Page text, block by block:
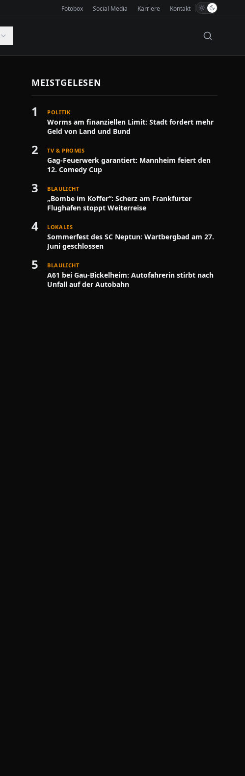
Fotobox Social Media Karriere Kontakt
MEISTGELESEN
1 POLITIK
Worms am finanziellen Limit: Stadt fordert mehr
Geld von Land und Bund
2 TV & PROMIS
Gag-Feuerwerk garantiert: Mannheim feiert den
12. Comedy Cup
3 BLAULICHT
„Bombe im Koffer“: Scherz am Frankfurter
Flughafen stoppt Weiterreise
4 LOKALES
Sommerfest des SC Neptun: Wartbergbad am 27.
Juni geschlossen
5 BLAULICHT
A61 bei Gau-Bickelheim: Autofahrerin stirbt nach
Unfall auf der Autobahn